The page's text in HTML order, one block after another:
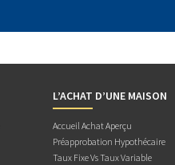
L’ACHAT D’UNE MAISON
Accueil Achat Aperçu
Préapprobation Hypothécaire
Taux Fixe Vs Taux Variable